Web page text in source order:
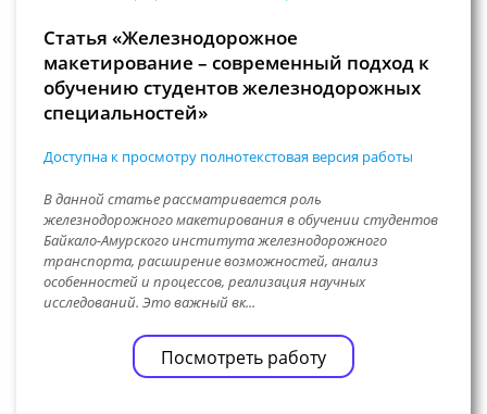
Статья «Железнодорожное
макетирование – современный подход к
обучению студентов железнодорожных
специальностей»
Доступна к просмотру полнотекстовая версия работы
В данной статье рассматривается роль
железнодорожного макетирования в обучении студентов
Байкало-Амурского института железнодорожного
транспорта, расширение возможностей, анализ
особенностей и процессов, реализация научных
исследований. Это важный вк...
Посмотреть работу